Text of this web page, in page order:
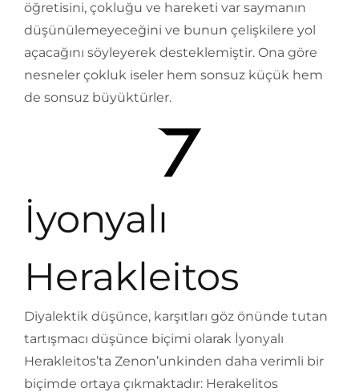
öğretisini, çokluğu ve hareketi var saymanın
düşünülemeyeceğini ve bunun çelişkilere yol
açacağını söyleyerek desteklemiştir. Ona göre
nesneler çokluk iseler hem sonsuz küçük hem
de sonsuz büyüktürler.
İyonyalı
Herakleitos
Diyalektik düşünce, karşıtları göz önünde tutan
tartışmacı düşünce biçimi olarak İyonyalı
Herakleitos’ta Zenon’unkinden daha verimli bir
biçimde ortaya çıkmaktadır: Herakelitos